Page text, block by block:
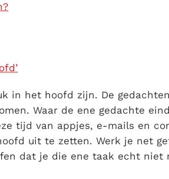
in het hoofd zijn. De
Waar de ene gedachte
tijd van appjes, e-mails en
uit te zetten. Werk je net
dat je die ene taak echt niet